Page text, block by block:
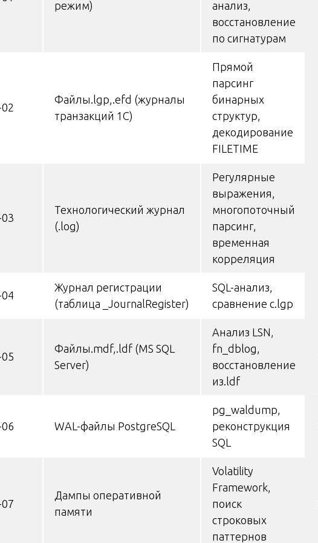
режим)
анализ,
восстановление
по сигнатурам
Файлы.lgp,.efd (журналы
транзакций 1С)
Прямой
парсинг
бинарных
структур,
декодирование
FILETIME
Технологический журнал
(.log)
Регулярные
выражения,
многопоточный
парсинг,
временная
корреляция
Журнал регистрации
(таблица _JournalRegister)
SQL-анализ,
сравнение с.lgp
Файлы.mdf,.ldf (MS SQL
Server)
Анализ LSN,
fn_dblog,
восстановление
из.ldf
WAL-файлы PostgreSQL
pg_waldump,
реконструкция
SQL
Дампы оперативной
памяти
Volatility
Framework,
поиск
строковых
паттернов